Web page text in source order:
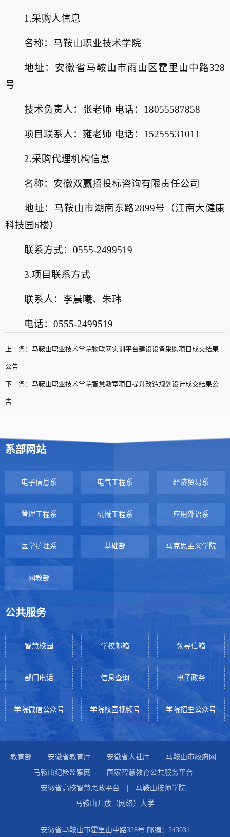
1.采购人信息
名称：马鞍山职业技术学院
地址：安徽省马鞍山市雨山区霍里山中路328
号
技术负责人：张老师 电话：18055587858
项目联系人：雍老师 电话：15255531011
2.采购代理机构信息
名称：安徽双赢招投标咨询有限责任公司
地址：马鞍山市湖南东路2899号（江南大健康
科技园6楼）
联系方式：0555-2499519
3.项目联系方式
联系人：李晨曦、朱玮
电话：0555-2499519
上一条：马鞍山职业技术学院物联网实训平台建设设备采购项目成交结果
公告
下一条：马鞍山职业技术学院智慧教室项目提升改造规划设计成交结果公
告
系部网站
电子信息系 电气工程系 经济贸易系
管理工程系 机械工程系 应用外语系
医学护理系 基础部 马克思主义学院
网教部
公共服务
智慧校园 学校邮箱 领导信箱
部门电话 信息查询 电子政务
学院微信公众号 学院校园视频号 学院招生公众号
教育部 安徽省教育厅 安徽省人社厅 马鞍山市政府网
马鞍山纪检监察网
国家智慧教育公共服务平台
安徽省高校智慧思政平台
马鞍山技师学院
马鞍山开放（网络）大学
安徽省马鞍山市霍里山中路328号 邮编：243031